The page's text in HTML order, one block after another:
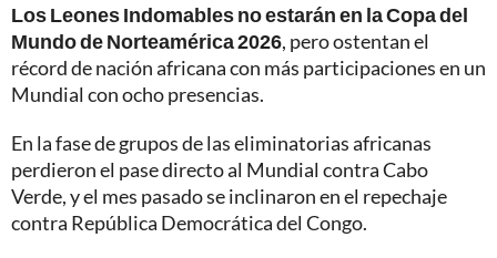
Los Leones Indomables no estarán en la Copa del
Mundo de Norteamérica 2026, pero ostentan el
récord de nación africana con más participaciones en un
Mundial con ocho presencias.
En la fase de grupos de las eliminatorias africanas
perdieron el pase directo al Mundial contra Cabo
Verde, y el mes pasado se inclinaron en el repechaje
contra República Democrática del Congo.